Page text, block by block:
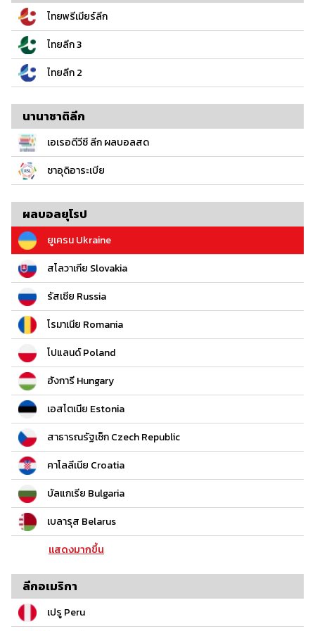
ไทยพรีเมียร์ลีก
ไทยลีก 3
ไทยลีก 2
นานาชาติลีก
เอเรอดีวีซี ลีก ผลบอลสด
ซาอุดิอาระเบีย
ผลบอลยุโรป
ยูเครน Ukraine
สโลวาเกีย Slovakia
รัสเซีย Russia
โรมาเนีย Romania
โปแลนด์ Poland
ฮังการี Hungary
เอสโตเนีย Estonia
สาธารณรัฐเช็ก Czech Republic
คาโลลีเนีย Croatia
บัลแกเรีย Bulgaria
เบลารุส Belarus
แสดงมากขึ้น
ลีกอเมริกา
เปรู Peru